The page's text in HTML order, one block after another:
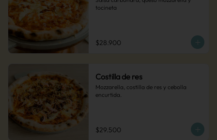
tocineta
$28.900
Costilla de res
Mozzarella, costilla de res y cebolla
encurtida.
$29.500